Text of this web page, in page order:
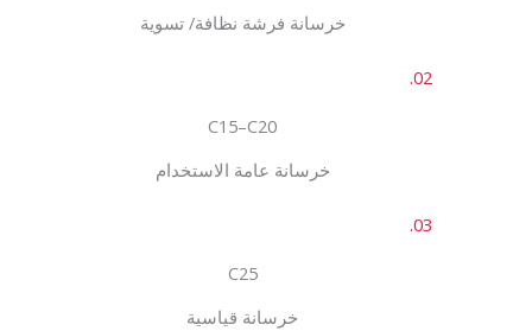
ﺧﺮﺳﺎﻧﺔ ﻓﺮﺷﺔ ﻧﻈﺎﻓﺔ/ ﺗﺴﻮﻳﺔ
02.
C15–C20
ﺧﺮﺳﺎﻧﺔ ﻋﺎﻣﺔ اﻻﺳﺘﺨﺪام
03.
C25
ﺧﺮﺳﺎﻧﺔ ﻗﻴﺎﺳﻴﺔ